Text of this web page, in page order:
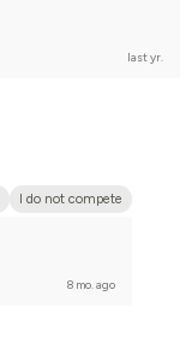
last yr.
I do not compete
8 mo. ago